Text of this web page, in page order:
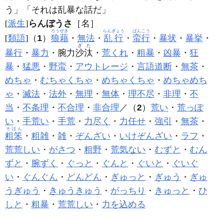
う」「それは乱暴な話だ」
[派生] らんぼうさ
［名］
[類語]（ 1） 狼藉
ろうぜき
・ 無法 ・ 乱行
らんぎょう
・ 蛮行
ばんこう
・ 暴状 ・ 暴挙 ・
暴行 ・ 暴力 ・腕力沙汰
ざた
・ 荒くれ ・ 粗暴 ・ 凶暴 ・ 狂
暴 ・ 猛悪 ・ 野蛮 ・ アウトレージ ・ 言語道断 ・ 無茶 ・
めちゃ ・ むちゃくちゃ ・ めちゃくちゃ ・ めちゃめち
ゃ ・ 滅法 ・ 法外 ・ 無理 ・ 無体 ・ 理不尽 ・ 非理 ・ 不
当 ・ 不条理 ・ 不合理 ・ 非合理 ／（2） 荒い ・ 荒っぽ
い ・ 手荒い ・ 手荒 ・ 力尽く ・ 力任せ ・ 強引 ・ 無茶 ・
粗笨
そほん
・ 粗雑 ・ 雑 ・ ぞんざい ・ いけぞんざい ・ ラフ ・
荒荒しい ・ がさつ ・ 粗野 ・ 荒気ない ・ むずと ・ むん
ずと ・ 腕ずく ・ ぐっと ・ ぐんと ・ ぐいと ・ ぐいぐ
い ・ ぐんぐん ・ どんどん ・ ぎゅっと ・ ぎゅう ・ ぎゅ
うぎゅう ・ きゅうきゅう ・ がっちり ・ きゅっと ・ ひ
しと ・ 粗暴 ・ 荒荒しい ・ 力を込める